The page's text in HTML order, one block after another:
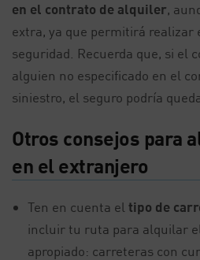
en el contrato de alquiler,
extra, ya que permitirá realizar
seguridad. Recuerda que, si el
alguien no especificado en el
siniestro, el seguro podría
Otros consejos para
en el extranjero
Ten en cuenta el tipo de
incluir tu ruta para alquilar
apropiado: carreteras con